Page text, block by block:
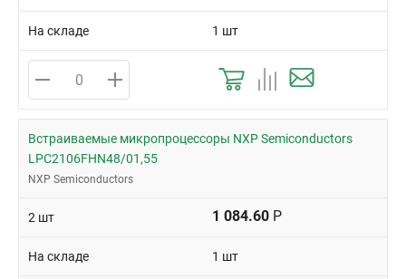
На складе 1 шт
Встраиваемые микропроцессоры NXP Semiconductors
LPC2106FHN48/01,55
NXP Semiconductors
2 шт 1 084.60 Р
На складе 1 шт